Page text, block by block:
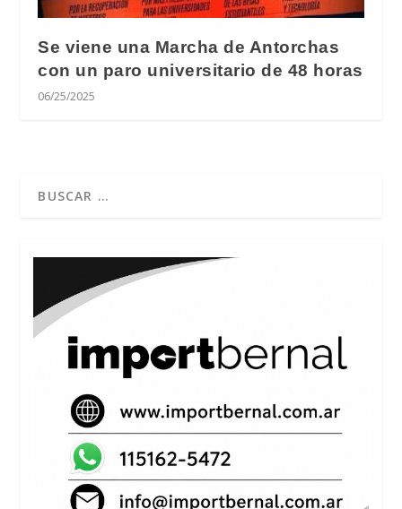
Se viene una Marcha de Antorchas
con un paro universitario de 48 horas
06/25/2025